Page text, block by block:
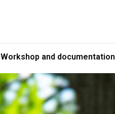
Workshop and documentation